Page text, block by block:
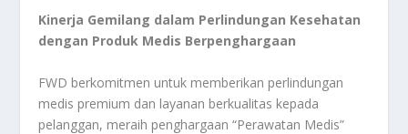
Kinerja Gemilang dalam Perlindungan Kesehatan
dengan Produk Medis Berpenghargaan
FWD berkomitmen untuk memberikan perlindungan
medis premium dan layanan berkualitas kepada
pelanggan, meraih penghargaan “Perawatan Medis”